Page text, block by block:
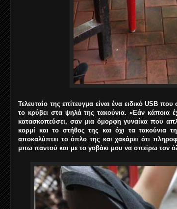
Τελευταίο της επίτευγμα είναι ένα ειδικό USB
το κρύβει στα ψηλά της τακούνια. «Εάν κάποια
κατασκοπεύσει, σαν μια όμορφη γυναίκα που
κορμί και το στήθος της και όχι τα τακούνια
αποκαλύπτει το όπλο της και χακάρει ότι
μπω παντού και με το γοβάκι μου να σπείρω τον